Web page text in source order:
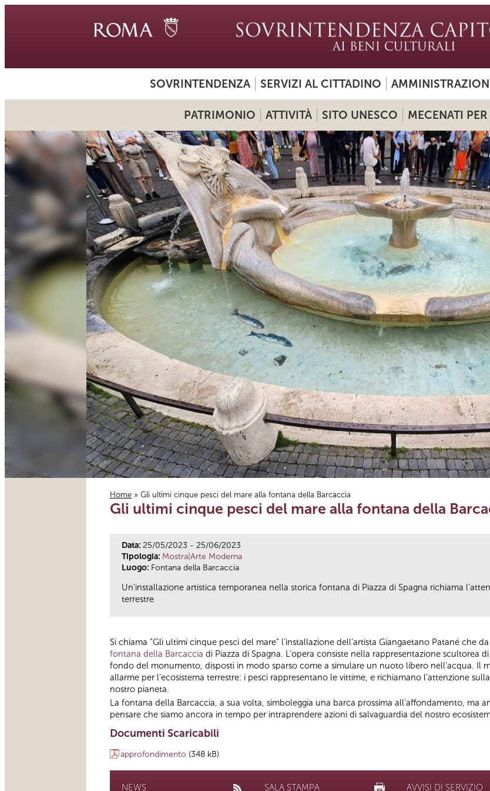
SOVRINTENDENZA SERVIZI AL CITTADINO
PATRIMONIO ATTIVITÀ SITO UNESCO MECENATI
Tu sei qui
Home » Gli ultimi cinque pesci del mare alla fontana della Barcaccia
Gli ultimi cinque pesci del mare alla fontana della
Data: 25/05/2023 - 25/06/2023
Tipologia: Mostra|Arte Moderna
Luogo: Fontana della Barcaccia
Un’installazione artistica temporanea nella storica fontana di Piazza di Spagna richiama
terrestre
Si chiama “Gli ultimi cinque pesci del mare” l’installazione dell’artista Giangaetano Patané che
fontana della Barcaccia di Piazza di Spagna. L’opera consiste nella rappresentazione scultorea
fondo del monumento, disposti in modo sparso come a simulare un nuoto libero nell’acqua. Il
allarme per l’ecosistema terrestre: i pesci rappresentano le vittime, e richiamano l’attenzione
nostro pianeta.
La fontana della Barcaccia, a sua volta, simboleggia una barca prossima all’affondamento, ma
pensare che siamo ancora in tempo per intraprendere azioni di salvaguardia del nostro
Documenti Scaricabili
approfondimento (348 kB)
NEWS SALA STAMPA AVVISI DI SERVIZIO